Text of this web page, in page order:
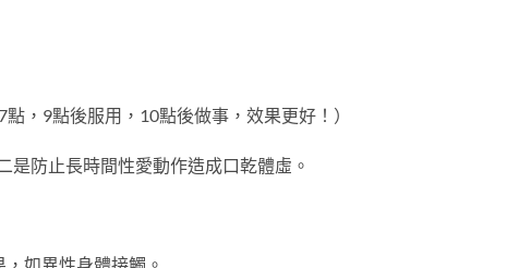
，9點後服用，10點後做事，效果更好！）
防止長時間性愛動作造成口乾體虛。